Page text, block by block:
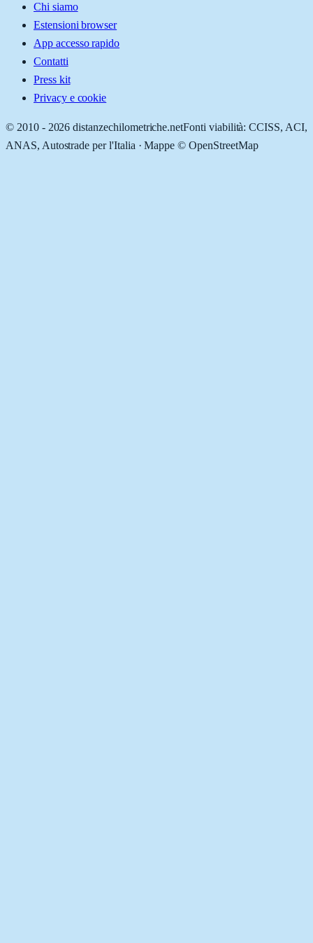
Chi siamo
Estensioni browser
App accesso rapido
Contatti
Press kit
Privacy e cookie
© 2010 - 2026 distanzechilometriche.netFonti viabilità: CCISS, ACI,
ANAS, Autostrade per l'Italia · Mappe © OpenStreetMap